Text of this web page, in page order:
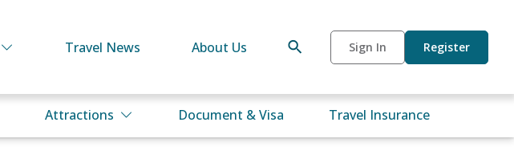
Travel News About Us Sign In Register
Attractions Document & Visa Travel Insurance